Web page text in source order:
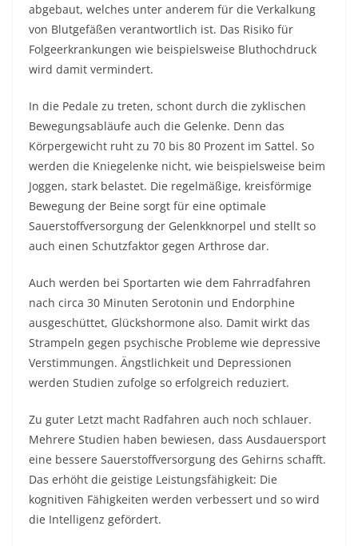
abgebaut, welches unter anderem für die Verkalkung
von Blutgefäßen verantwortlich ist. Das Risiko für
Folgeerkrankungen wie beispielsweise Bluthochdruck
wird damit vermindert.
In die Pedale zu treten, schont durch die zyklischen
Bewegungsabläufe auch die Gelenke. Denn das
Körpergewicht ruht zu 70 bis 80 Prozent im Sattel. So
werden die Kniegelenke nicht, wie beispielsweise beim
Joggen, stark belastet. Die regelmäßige, kreisförmige
Bewegung der Beine sorgt für eine optimale
Sauerstoffversorgung der Gelenkknorpel und stellt so
auch einen Schutzfaktor gegen Arthrose dar.
Auch werden bei Sportarten wie dem Fahrradfahren
nach circa 30 Minuten Serotonin und Endorphine
ausgeschüttet, Glückshormone also. Damit wirkt das
Strampeln gegen psychische Probleme wie depressive
Verstimmungen. Ängstlichkeit und Depressionen
werden Studien zufolge so erfolgreich reduziert.
Zu guter Letzt macht Radfahren auch noch schlauer.
Mehrere Studien haben bewiesen, dass Ausdauersport
eine bessere Sauerstoffversorgung des Gehirns schafft.
Das erhöht die geistige Leistungsfähigkeit: Die
kognitiven Fähigkeiten werden verbessert und so wird
die Intelligenz gefördert.